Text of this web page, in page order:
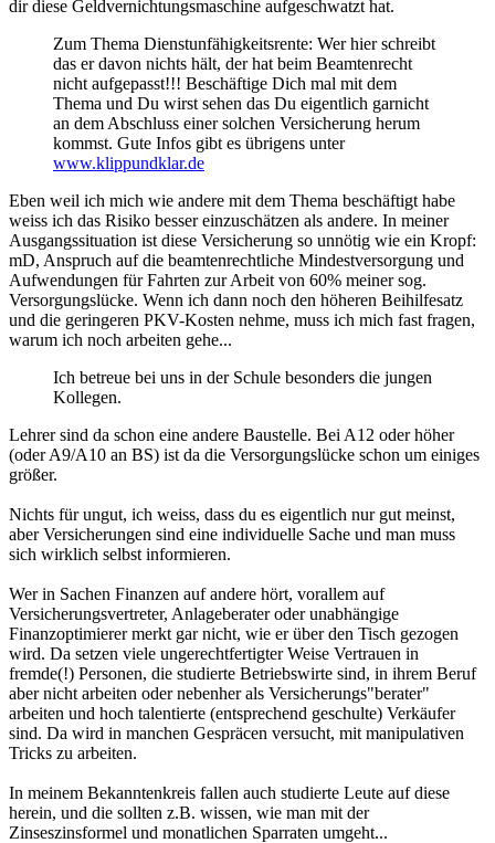
dir diese Geldvernichtungsmaschine aufgeschwatzt hat.
Zum Thema Dienstunfähigkeitsrente: Wer hier schreibt
das er davon nichts hält, der hat beim Beamtenrecht
nicht aufgepasst!!! Beschäftige Dich mal mit dem
Thema und Du wirst sehen das Du eigentlich garnicht
an dem Abschluss einer solchen Versicherung herum
kommst. Gute Infos gibt es übrigens unter
www.klippundklar.de
Eben weil ich mich wie andere mit dem Thema beschäftigt habe
weiss ich das Risiko besser einzuschätzen als andere. In meiner
Ausgangssituation ist diese Versicherung so unnötig wie ein Kropf:
mD, Anspruch auf die beamtenrechtliche Mindestversorgung und
Aufwendungen für Fahrten zur Arbeit von 60% meiner sog.
Versorgungslücke. Wenn ich dann noch den höheren Beihilfesatz
und die geringeren PKV-Kosten nehme, muss ich mich fast fragen,
warum ich noch arbeiten gehe...
Ich betreue bei uns in der Schule besonders die jungen
Kollegen.
Lehrer sind da schon eine andere Baustelle. Bei A12 oder höher
(oder A9/A10 an BS) ist da die Versorgungslücke schon um einiges
größer.
Nichts für ungut, ich weiss, dass du es eigentlich nur gut meinst,
aber Versicherungen sind eine individuelle Sache und man muss
sich wirklich selbst informieren.
Wer in Sachen Finanzen auf andere hört, vorallem auf
Versicherungsvertreter, Anlageberater oder unabhängige
Finanzoptimierer merkt gar nicht, wie er über den Tisch gezogen
wird. Da setzen viele ungerechtfertigter Weise Vertrauen in
fremde(!) Personen, die studierte Betriebswirte sind, in ihrem Beruf
aber nicht arbeiten oder nebenher als Versicherungs"berater"
arbeiten und hoch talentierte (entsprechend geschulte) Verkäufer
sind. Da wird in manchen Gespräcen versucht, mit manipulativen
Tricks zu arbeiten.
In meinem Bekanntenkreis fallen auch studierte Leute auf diese
herein, und die sollten z.B. wissen, wie man mit der
Zinseszinsformel und monatlichen Sparraten umgeht...